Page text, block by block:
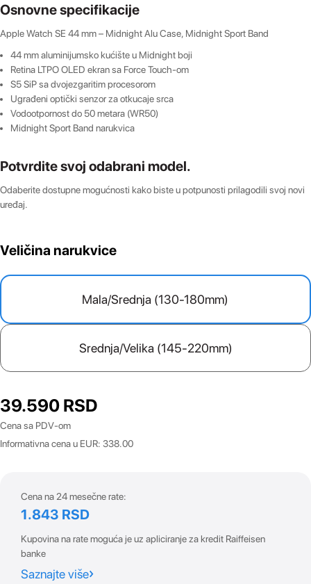
Osnovne specifikacije
Apple Watch SE 44 mm – Midnight Alu Case, Midnight Sport Band
44 mm aluminijumsko kućište u Midnight boji
Retina LTPO OLED ekran sa Force Touch-om
S5 SiP sa dvojezgaritim procesorom
Ugrađeni optički senzor za otkucaje srca
Vodootpornost do 50 metara (WR50)
Midnight Sport Band narukvica
Potvrdite svoj odabrani model.
Odaberite dostupne mogućnosti kako biste u potpunosti prilagodili svoj novi
uređaj.
Veličina narukvice
Mala/Srednja (130-180mm)
Srednja/Velika (145-220mm)
39.590 RSD
Cena sa PDV-om
Informativna cena u EUR: 338.00
Cena na 24 mesečne rate:
1.843 RSD
Kupovina na rate moguća je uz apliciranje za kredit Raiffeisen
banke
Saznajte više